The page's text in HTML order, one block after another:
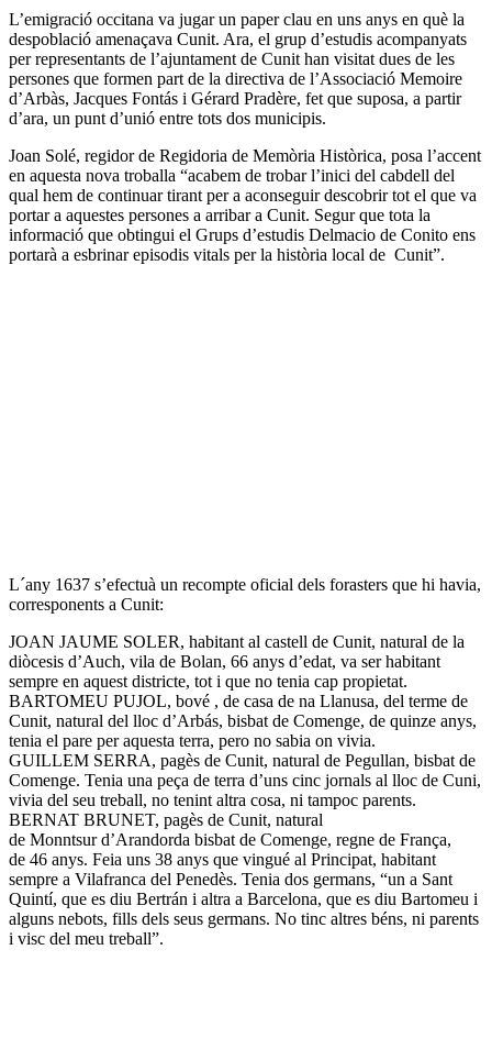
L’emigració occitana va jugar un paper clau en uns anys en què la
despoblació amenaçava Cunit. Ara, el grup d’estudis acompanyats
per representants de l’ajuntament de Cunit han visitat dues de les
persones que formen part de la directiva de l’Associació Memoire
d’Arbàs, Jacques Fontás i Gérard Pradère, fet que suposa, a partir
d’ara, un punt d’unió entre tots dos municipis.
Joan Solé, regidor de Regidoria de Memòria Històrica, posa l’accent
en aquesta nova troballa “acabem de trobar l’inici del cabdell del
qual hem de continuar tirant per a aconseguir descobrir tot el que va
portar a aquestes persones a arribar a Cunit. Segur que tota la
informació que obtingui el Grups d’estudis Delmacio de Conito ens
portarà a esbrinar episodis vitals per la història local de Cunit”.
L´any 1637 s’efectuà un recompte oficial dels forasters que hi havia,
corresponents a Cunit:
JOAN JAUME SOLER, habitant al castell de Cunit, natural de la
diòcesis d’Auch, vila de Bolan, 66 anys d’edat, va ser habitant
sempre en aquest districte, tot i que no tenia cap propietat.
BARTOMEU PUJOL, bové , de casa de na Llanusa, del terme de
Cunit, natural del lloc d’Arbás, bisbat de Comenge, de quinze anys,
tenia el pare per aquesta terra, pero no sabia on vivia.
GUILLEM SERRA, pagès de Cunit, natural de Pegullan, bisbat de
Comenge. Tenia una peça de terra d’uns cinc jornals al lloc de Cuni,
vivia del seu treball, no tenint altra cosa, ni tampoc parents.
BERNAT BRUNET, pagès de Cunit, natural
de Monntsur d’Arandorda bisbat de Comenge, regne de França,
de 46 anys. Feia uns 38 anys que vingué al Principat, habitant
sempre a Vilafranca del Penedès. Tenia dos germans, “un a Sant
Quintí, que es diu Bertrán i altra a Barcelona, que es diu Bartomeu i
alguns nebots, fills dels seus germans. No tinc altres béns, ni parents
i visc del meu treball”.